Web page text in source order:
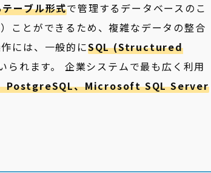
ーブル形式で管理するデータベースのこ
ことができるため、複雑なデータの整合
には、一般的にSQL (Structured
られます。 企業システムで最も広く利用
PostgreSQL、Microsoft SQL Server